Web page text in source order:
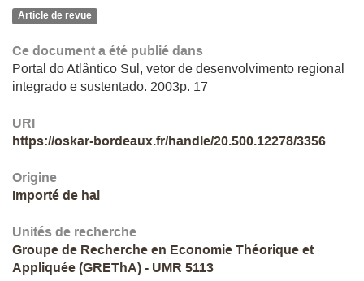
Article de revue
Ce document a été publié dans
Portal do Atlântico Sul, vetor de desenvolvimento regional
integrado e sustentado. 2003p. 17
URI
https://oskar-bordeaux.fr/handle/20.500.12278/3356
Origine
Importé de hal
Unités de recherche
Groupe de Recherche en Economie Théorique et
Appliquée (GREThA) - UMR 5113